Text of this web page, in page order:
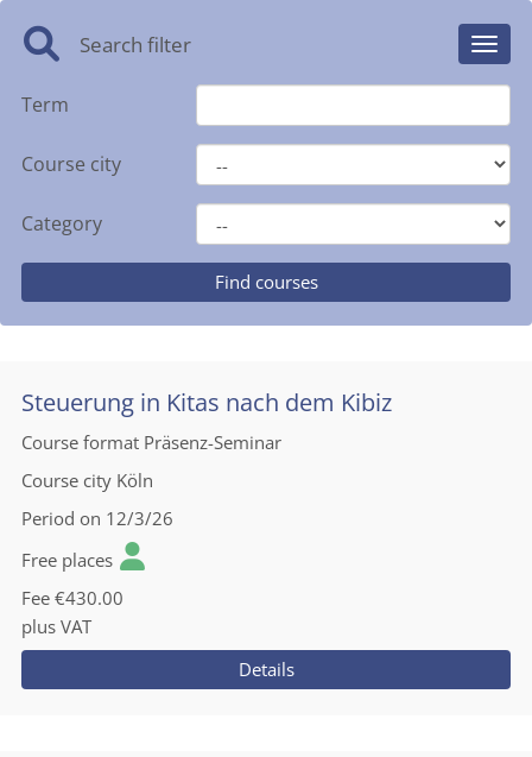
Search filter
Term
Course city
Category
Steuerung in Kitas nach dem Kibiz
Course format Präsenz-Seminar
Course city Köln
Period on 12/3/26
Free places
Fee €430.00
plus VAT
Details